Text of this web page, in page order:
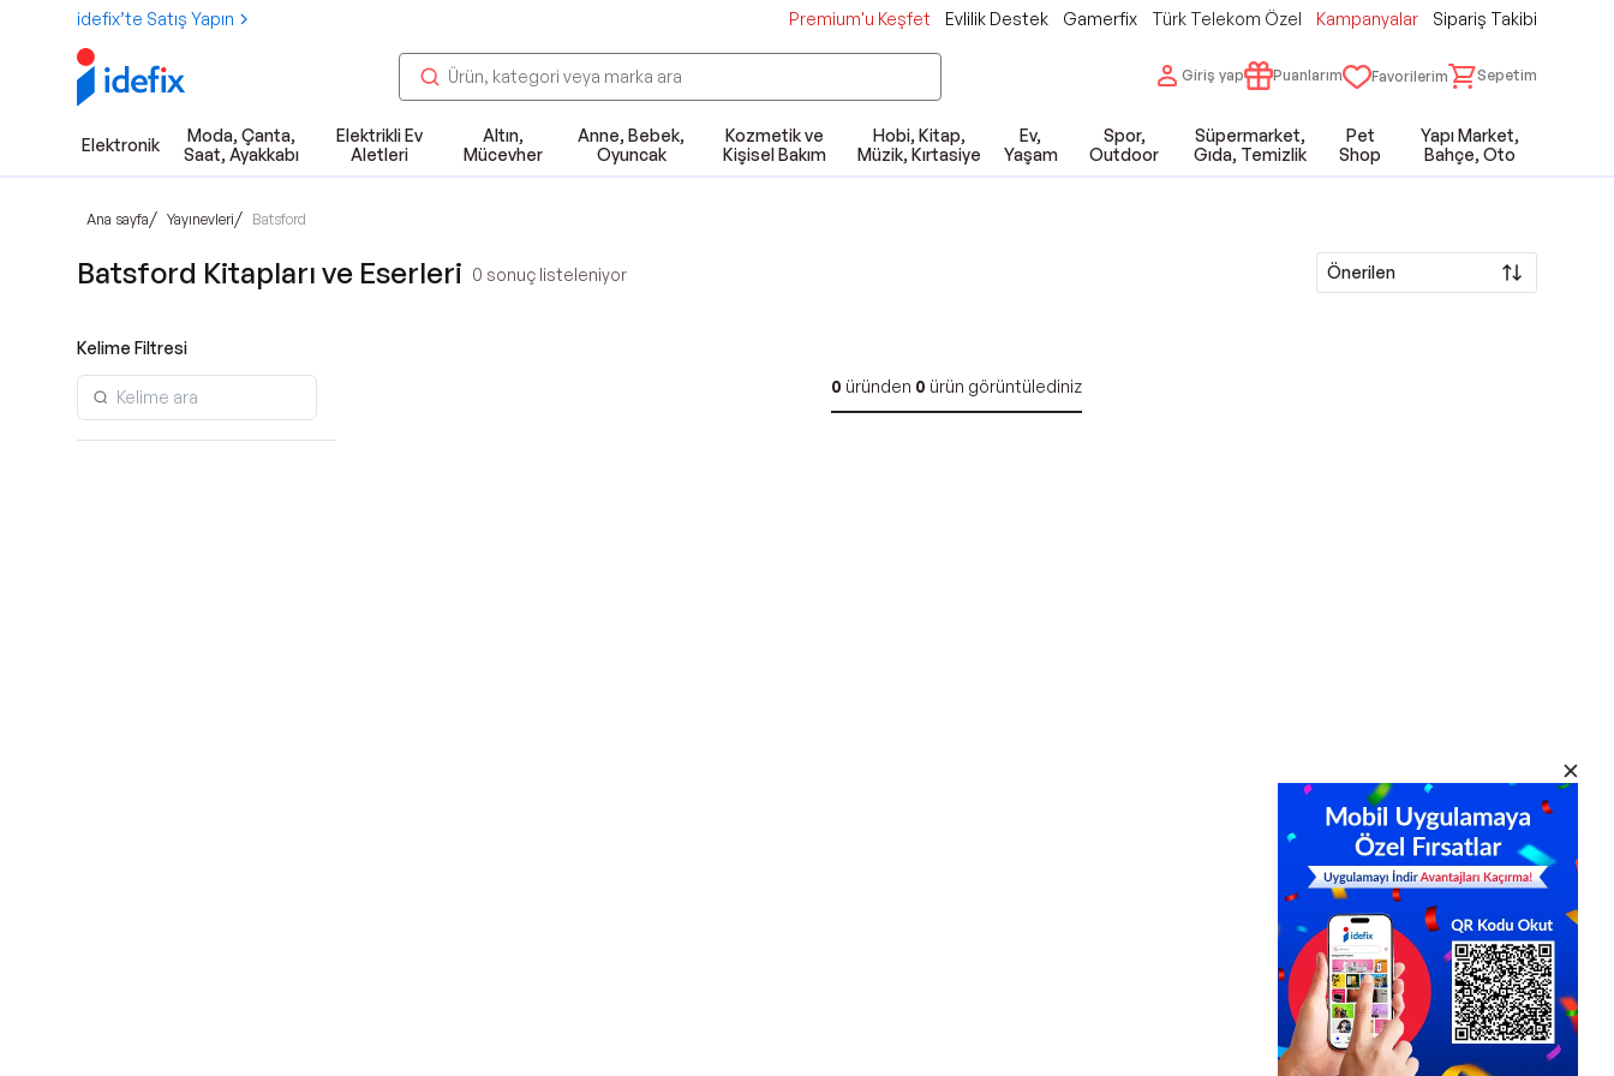
idefix’te Satış Yapın Premium'u Keşfet Evlilik Destek Gamerfix Türk Telekom Özel Kampanyalar Sipariş Takibi
Giriş yap Puanlarım Favorilerim Sepetim
Elektronik
Moda, Çanta,
Saat, Ayakkabı
Elektrikli Ev
Aletleri
Altın,
Mücevher
Anne, Bebek,
Oyuncak
Kozmetik ve
Kişisel Bakım
Hobi, Kitap,
Müzik, Kırtasiye
Ev,
Yaşam
Spor,
Outdoor
Süpermarket,
Gıda, Temizlik
Pet
Shop
Yapı Market,
Bahçe, Oto
Ana sayfa/ Yayınevleri/ Batsford
Batsford Kitapları ve Eserleri 0 sonuç listeleniyor Önerilen
Kelime Filtresi
0 üründen 0 ürün görüntülediniz